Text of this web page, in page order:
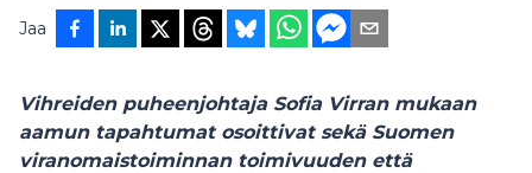
Jaa
Vihreiden puheenjohtaja Sofia Virran mukaan
aamun tapahtumat osoittivat sekä Suomen
viranomaistoiminnan toimivuuden että